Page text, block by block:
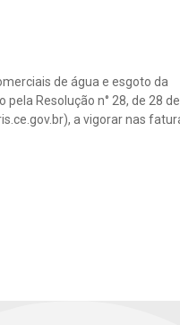
de água e esgoto da
Resolução n° 28, de 28 de
a vigorar nas